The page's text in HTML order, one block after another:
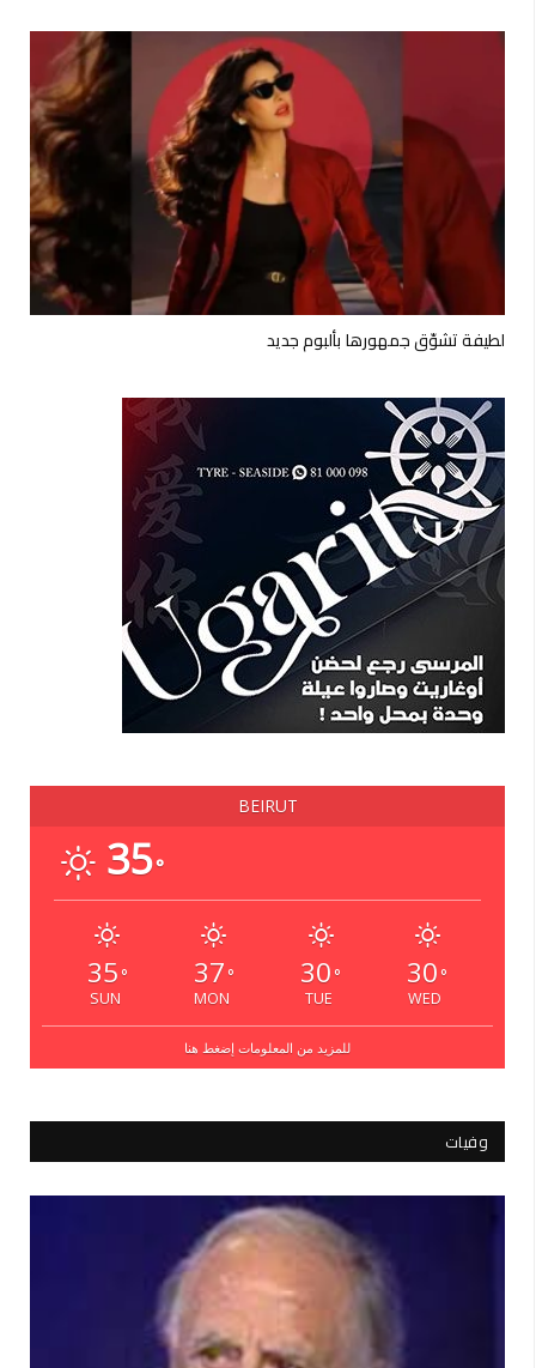
لطيفة تشوّق جمهورها بألبوم جديد
BEIRUT
35°
35 °
SUN
37 °
MON
30 °
TUE
30 °
WED
للمزيد من المعلومات إضغط هنا
وفيات